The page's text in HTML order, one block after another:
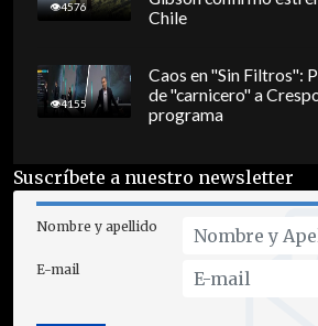
4576
Chile
4155
Caos en "Sin Filtros":
de "carnicero" a
programa
Suscríbete a nuestro newsletter
Nombre y apellido
E-mail